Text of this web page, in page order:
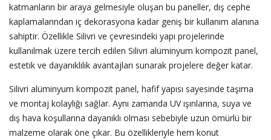
katmanların bir araya gelmesiyle oluşan bu paneller, dış cephe
kaplamalarından iç dekorasyona kadar geniş bir kullanım alanına
sahiptir. Özellikle Silivri ve çevresindeki yapı projelerinde
kullanılmak üzere tercih edilen Silivri alüminyum kompozit panel,
estetik ve dayanıklılık avantajları sunarak projelere değer katar.
Silivri alüminyum kompozit panel, hafif yapısı sayesinde taşıma
ve montaj kolaylığı sağlar. Aynı zamanda UV ışınlarına, suya ve
dış hava koşullarına dayanıklı olması sebebiyle uzun ömürlü bir
malzeme olarak öne çıkar. Bu özellikleriyle hem konut